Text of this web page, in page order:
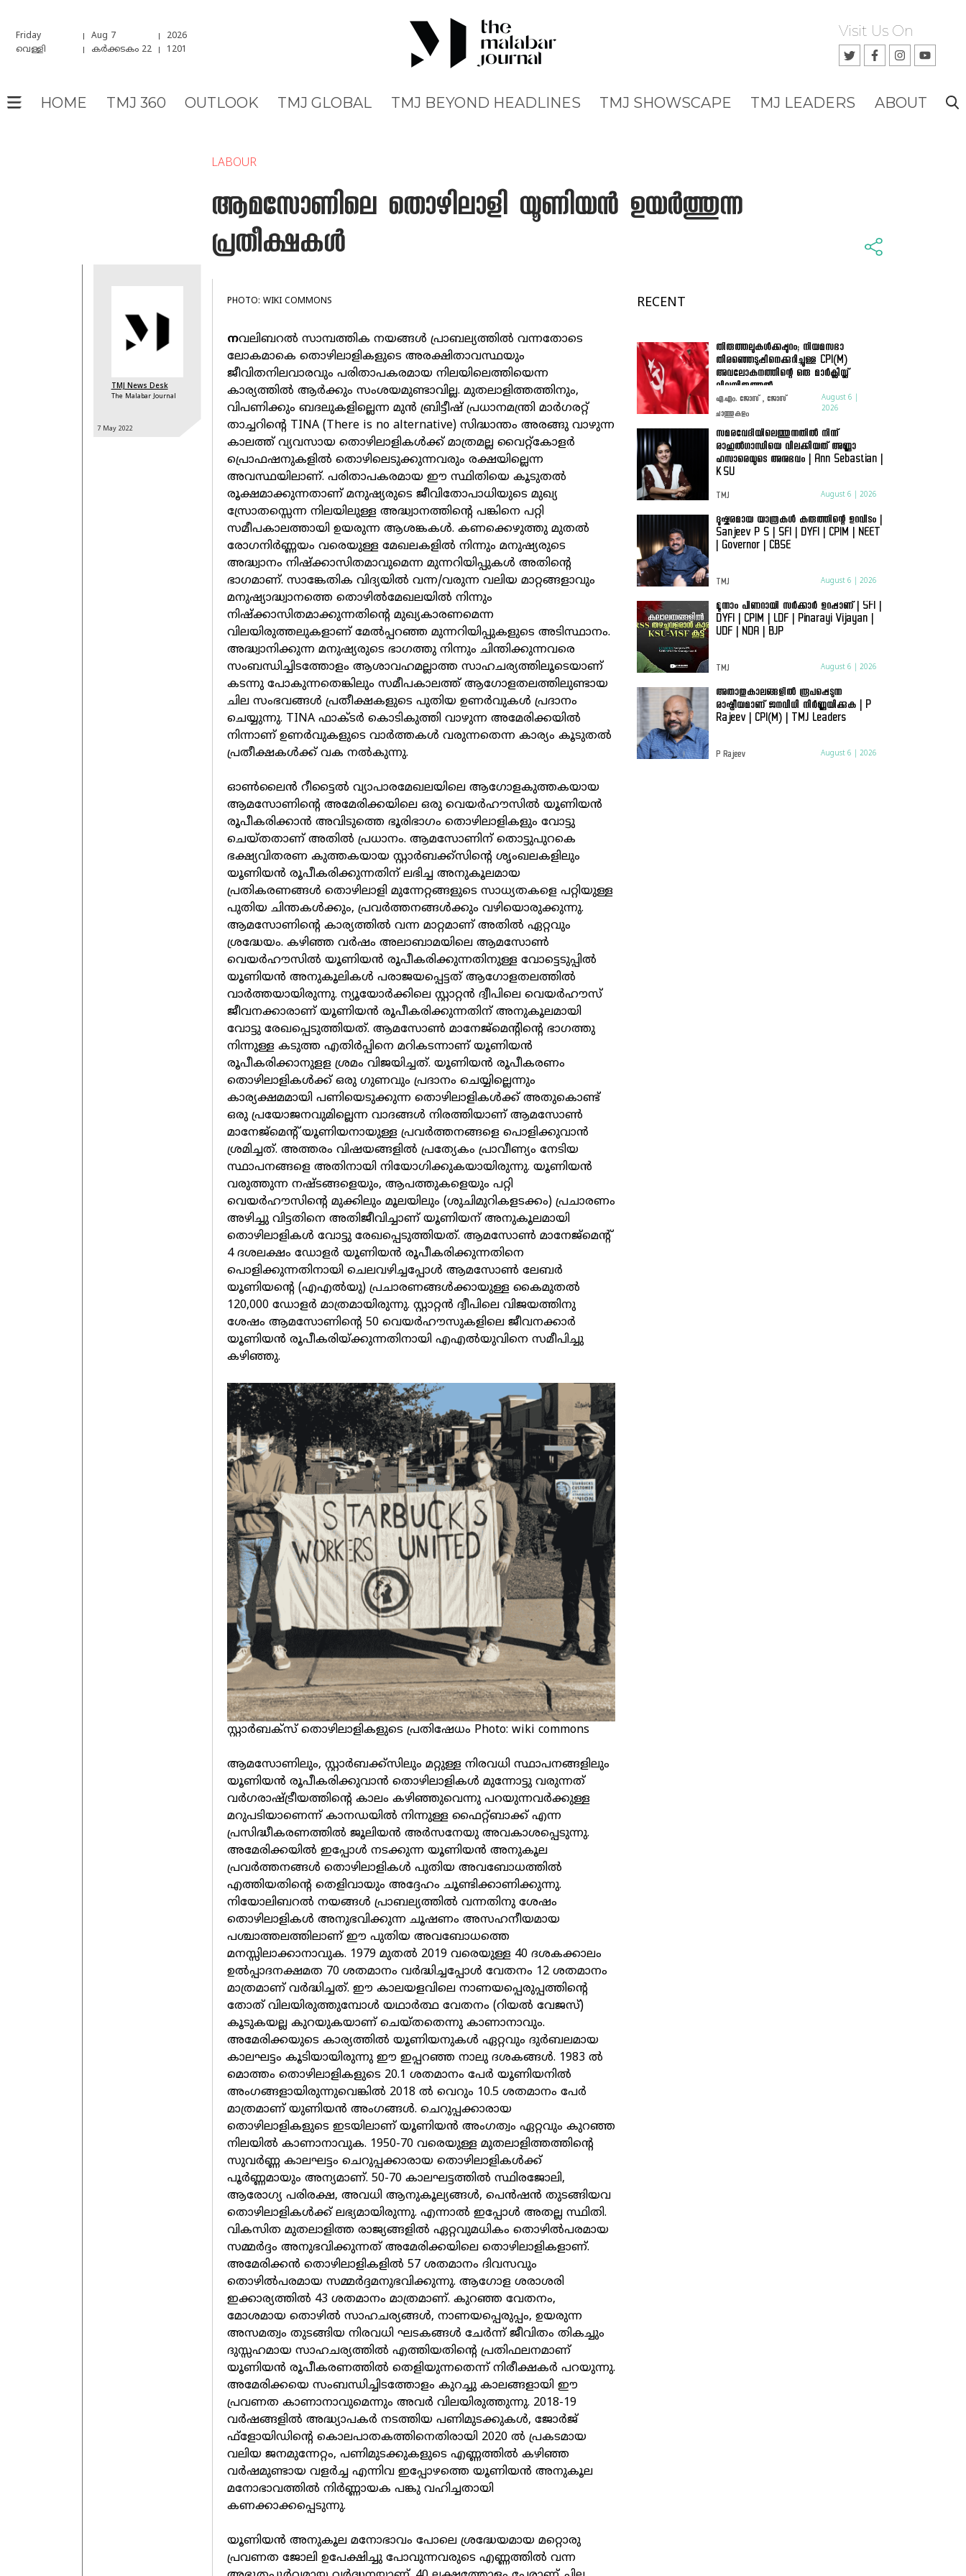
Friday Aug 7
2026
വെള്ളി
കർക്കടകം 22 1201
Visit Us On
HOME TMJ 360 OUTLOOK TMJ GLOBAL TMJ BEYOND HEADLINES TMJ SHOWSCAPE TMJ LEADERS ABOUT
LABOUR
ആമസോണിലെ തൊഴിലാളി യൂണിയൻ ഉയർത്തുന്ന
പ്രതീക്ഷകൾ
TMJ News Desk
The Malabar Journal
7 May2022
PHOTO: WIKI COMMONS
നവലിബറല്‍ സാമ്പത്തിക നയങ്ങള്‍ പ്രാബല്യത്തില്‍ വന്നതോടെ
ലോകമാകെ തൊഴിലാളികളുടെ അരക്ഷിതാവസ്ഥയും
ജീവിതനിലവാരവും പരിതാപകരമായ നിലയിലെത്തിയെന്ന
കാര്യത്തില്‍ ആര്‍ക്കും സംശയമുണ്ടാവില്ല. മുതലാളിത്തത്തിനും,
വിപണിക്കും ബദലുകളില്ലെന്ന മുന്‍ ബ്രിട്ടീഷ് പ്രധാനമന്ത്രി മാര്‍ഗരറ്റ്
താച്ചറിന്റെ TINA (There is no alternative) സിദ്ധാന്തം അരങ്ങു വാഴുന്ന
കാലത്ത് വ്യവസായ തൊഴിലാളികള്‍ക്ക് മാത്രമല്ല വൈറ്റ്‌കോളര്‍
പ്രൊഫഷനുകളില്‍ തൊഴിലെടുക്കുന്നവരും രക്ഷയില്ലെന്ന
അവസ്ഥയിലാണ്. പരിതാപകരമായ ഈ സ്ഥിതിയെ കൂടുതല്‍
രൂക്ഷമാക്കുന്നതാണ് മനുഷ്യരുടെ ജീവിതോപാധിയുടെ മുഖ്യ
സ്രോതസ്സെന്ന നിലയിലുള്ള അദ്ധ്വാനത്തിന്റെ പങ്കിനെ പറ്റി
സമീപകാലത്തായി ഉയരുന്ന ആശങ്കകള്‍. കണക്കെഴുത്തു മുതല്‍
രോഗനിര്‍ണ്ണയം വരെയുള്ള മേഖലകളില്‍ നിന്നും മനുഷ്യരുടെ
അദ്ധ്വാനം നിഷ്‌ക്കാസിതമാവുമെന്ന മുന്നറിയിപ്പുകള്‍ അതിന്റെ
ഭാഗമാണ്. സാങ്കേതിക വിദ്യയില്‍ വന്ന/വരുന്ന വലിയ മാറ്റങ്ങളാവും
മനുഷ്യാദ്ധ്വാനത്തെ തൊഴില്‍മേഖലയില്‍ നിന്നും
നിഷ്‌ക്കാസിതമാക്കുന്നതിന്റെ മുഖ്യകാരണമെന്ന
വിലയിരുത്തലുകളാണ് മേല്‍പ്പറഞ്ഞ മുന്നറിയിപ്പുകളുടെ അടിസ്ഥാനം.
അദ്ധ്വാനിക്കുന്ന മനുഷ്യരുടെ ഭാഗത്തു നിന്നും ചിന്തിക്കുന്നവരെ
സംബന്ധിച്ചിടത്തോളം ആശാവഹമല്ലാത്ത സാഹചര്യത്തിലൂടെയാണ്
കടന്നു പോകുന്നതെങ്കിലും സമീപകാലത്ത് ആഗോളതലത്തിലുണ്ടായ
ചില സംഭവങ്ങള്‍ പ്രതീക്ഷകളുടെ പുതിയ ഉണര്‍വുകള്‍ പ്രദാനം
ചെയ്യുന്നു. TINA ഫാക്ടര്‍ കൊടികുത്തി വാഴുന്ന അമേരിക്കയില്‍
നിന്നാണ് ഉണര്‍വുകളുടെ വാര്‍ത്തകള്‍ വരുന്നതെന്ന കാര്യം കൂടുതല്‍
പ്രതീക്ഷകള്‍ക്ക് വക നല്‍കുന്നു.
ഓണ്‍ലൈന്‍ റീട്ടൈല്‍ വ്യാപാരമേഖലയിലെ ആഗോളകുത്തകയായ
ആമസോണിന്റെ അമേരിക്കയിലെ ഒരു വെയര്‍ഹൗസില്‍ യൂണിയന്‍
രൂപീകരിക്കാന്‍ അവിടുത്തെ ഭൂരിഭാഗം തൊഴിലാളികളും വോട്ടു
ചെയ്തതാണ് അതില്‍ പ്രധാനം. ആമസോണിന് തൊട്ടുപുറകെ
ഭക്ഷ്യവിതരണ കുത്തകയായ സ്റ്റാര്‍ബക്ക്‌സിന്റെ ശൃംഖലകളിലും
യൂണിയന്‍ രൂപീകരിക്കുന്നതിന് ലഭിച്ച അനുകൂലമായ
പ്രതികരണങ്ങള്‍ തൊഴിലാളി മുന്നേറ്റങ്ങളുടെ സാധ്യതകളെ പറ്റിയുള്ള
പുതിയ ചിന്തകള്‍ക്കും, പ്രവര്‍ത്തനങ്ങള്‍ക്കും വഴിയൊരുക്കുന്നു.
ആമസോണിന്റെ കാര്യത്തില്‍ വന്ന മാറ്റമാണ് അതില്‍ ഏറ്റവും
ശ്രദ്ധേയം. കഴിഞ്ഞ വര്‍ഷം അലാബാമയിലെ ആമസോണ്‍
വെയര്‍ഹൗസില്‍ യൂണിയന്‍ രൂപീകരിക്കുന്നതിനുള്ള വോട്ടെടുപ്പില്‍
യൂണിയന്‍ അനുകൂലികള്‍ പരാജയപ്പെട്ടത് ആഗോളതലത്തില്‍
വാര്‍ത്തയായിരുന്നു. ന്യൂയോര്‍ക്കിലെ സ്റ്റാറ്റന്‍ ദ്വീപിലെ വെയര്‍ഹൗസ്
ജീവനക്കാരാണ് യൂണിയന്‍ രൂപീകരിക്കുന്നതിന് അനുകൂലമായി
വോട്ടു രേഖപ്പെടുത്തിയത്. ആമസോണ്‍ മാനേജ്‌മെന്റിന്റെ ഭാഗത്തു
നിന്നുള്ള കടുത്ത എതിര്‍പ്പിനെ മറികടന്നാണ് യൂണിയന്‍
രൂപീകരിക്കാനുളള ശ്രമം വിജയിച്ചത്. യൂണിയന്‍ രൂപീകരണം
തൊഴിലാളികള്‍ക്ക് ഒരു ഗുണവും പ്രദാനം ചെയ്യില്ലെന്നും
കാര്യക്ഷമമായി പണിയെടുക്കുന്ന തൊഴിലാളികള്‍ക്ക് അതുകൊണ്ട്
ഒരു പ്രയോജനവുമില്ലെന്ന വാദങ്ങള്‍ നിരത്തിയാണ് ആമസോണ്‍
മാനേജ്‌മെന്റ് യൂണിയനായുള്ള പ്രവര്‍ത്തനങ്ങളെ പൊളിക്കുവാന്‍
ശ്രമിച്ചത്. അത്തരം വിഷയങ്ങളില്‍ പ്രത്യേകം പ്രാവീണ്യം നേടിയ
സ്ഥാപനങ്ങളെ അതിനായി നിയോഗിക്കുകയായിരുന്നു. യൂണിയന്‍
വരുത്തുന്ന നഷ്ടങ്ങളെയും, ആപത്തുകളെയും പറ്റി
വെയര്‍ഹൗസിന്റെ മുക്കിലും മൂലയിലും (ശുചിമുറികളടക്കം) പ്രചാരണം
അഴിച്ചു വിട്ടതിനെ അതിജീവിച്ചാണ് യൂണിയന് അനുകൂലമായി
തൊഴിലാളികള്‍ വോട്ടു രേഖപ്പെടുത്തിയത്. ആമസോണ്‍ മാനേജ്‌മെന്റ്
4 ദശലക്ഷം ഡോളര്‍ യൂണിയന്‍ രൂപീകരിക്കുന്നതിനെ
പൊളിക്കുന്നതിനായി ചെലവഴിച്ചപ്പോള്‍ ആമസോണ്‍ ലേബര്‍
യൂണിയന്റെ (എഎല്‍യു) പ്രചാരണങ്ങള്‍ക്കായുള്ള കൈമുതല്‍
120,000 ഡോളര്‍ മാത്രമായിരുന്നു. സ്റ്റാറ്റന്‍ ദ്വീപിലെ വിജയത്തിനു
ശേഷം ആമസോണിന്റെ 50 വെയര്‍ഹൗസുകളിലെ ജീവനക്കാര്‍
യൂണിയന്‍ രൂപീകരിയ്ക്കുന്നതിനായി എഎല്‍യുവിനെ സമീപിച്ചു
കഴിഞ്ഞു.
സ്റ്റാർബക്‌സ് തൊഴിലാളികളുടെ പ്രതിഷേധം Photo: wiki commons
ആമസോണിലും, സ്റ്റാര്‍ബക്ക്‌സിലും മറ്റുള്ള നിരവധി സ്ഥാപനങ്ങളിലും
യൂണിയന്‍ രൂപീകരിക്കുവാന്‍ തൊഴിലാളികള്‍ മുന്നോട്ടു വരുന്നത്
വര്‍ഗരാഷ്ട്രീയത്തിന്റെ കാലം കഴിഞ്ഞുവെന്നു പറയുന്നവര്‍ക്കുള്ള
മറുപടിയാണെന്ന് കാനഡയില്‍ നിന്നുള്ള ഫൈറ്റ്ബാക്ക് എന്ന
പ്രസിദ്ധീകരണത്തില്‍ ജൂലിയന്‍ അര്‍സനേയു അവകാശപ്പെടുന്നു.
അമേരിക്കയില്‍ ഇപ്പോള്‍ നടക്കുന്ന യൂണിയന്‍ അനുകൂല
പ്രവര്‍ത്തനങ്ങള്‍ തൊഴിലാളികള്‍ പുതിയ അവബോധത്തില്‍
എത്തിയതിന്റെ തെളിവായും അദ്ദേഹം ചൂണ്ടിക്കാണിക്കുന്നു.
നിയോലിബറല്‍ നയങ്ങള്‍ പ്രാബല്യത്തില്‍ വന്നതിനു ശേഷം
തൊഴിലാളികള്‍ അനുഭവിക്കുന്ന ചൂഷണം അസഹനീയമായ
പശ്ചാത്തലത്തിലാണ് ഈ പുതിയ അവബോധത്തെ
മനസ്സിലാക്കാനാവുക. 1979 മുതല്‍ 2019 വരെയുള്ള 40 ദശകക്കാലം
ഉല്‍പ്പാദനക്ഷമത 70 ശതമാനം വര്‍ദ്ധിച്ചപ്പോള്‍ വേതനം 12 ശതമാനം
മാത്രമാണ് വര്‍ദ്ധിച്ചത്. ഈ കാലയളവിലെ നാണയപ്പെരുപ്പത്തിന്റെ
തോത് വിലയിരുത്തുമ്പോള്‍ യഥാര്‍ത്ഥ വേതനം (റിയല്‍ വേജസ്)
കൂടുകയല്ല കുറയുകയാണ് ചെയ്തതെന്നു കാണാനാവും.
അമേരിക്കയുടെ കാര്യത്തില്‍ യൂണിയനുകള്‍ ഏറ്റവും ദുര്‍ബലമായ
കാലഘട്ടം കൂടിയായിരുന്നു ഈ ഇപ്പറഞ്ഞ നാലു ദശകങ്ങള്‍. 1983 ല്‍
മൊത്തം തൊഴിലാളികളുടെ 20.1 ശതമാനം പേര്‍ യൂണിയനില്‍
അംഗങ്ങളായിരുന്നുവെങ്കില്‍ 2018 ല്‍ വെറും 10.5 ശതമാനം പേര്‍
മാത്രമാണ് യുണിയന്‍ അംഗങ്ങള്‍. ചെറുപ്പക്കാരായ
തൊഴിലാളികളുടെ ഇടയിലാണ് യൂണിയന്‍ അംഗത്വം ഏറ്റവും കുറഞ്ഞ
നിലയില്‍ കാണാനാവുക. 1950-70 വരെയുള്ള മുതലാളിത്തത്തിന്റെ
സുവര്‍ണ്ണ കാലഘട്ടം ചെറുപ്പക്കാരായ തൊഴിലാളികള്‍ക്ക്
പൂര്‍ണ്ണമായും അന്യമാണ്. 50-70 കാലഘട്ടത്തില്‍ സ്ഥിരജോലി,
ആരോഗ്യ പരിരക്ഷ, അവധി ആനുകൂല്യങ്ങള്‍, പെന്‍ഷന്‍ തുടങ്ങിയവ
തൊഴിലാളികള്‍ക്ക് ലഭ്യമായിരുന്നു. എന്നാല്‍ ഇപ്പോള്‍ അതല്ല സ്ഥിതി.
വികസിത മുതലാളിത്ത രാജ്യങ്ങളില്‍ ഏറ്റവുമധികം തൊഴില്‍പരമായ
സമ്മര്‍ദ്ദം അനുഭവിക്കുന്നത് അമേരിക്കയിലെ തൊഴിലാളികളാണ്.
അമേരിക്കന്‍ തൊഴിലാളികളില്‍ 57 ശതമാനം ദിവസവും
തൊഴില്‍പരമായ സമ്മര്‍ദ്ദമനുഭവിക്കുന്നു. ആഗോള ശരാശരി
ഇക്കാര്യത്തില്‍ 43 ശതമാനം മാത്രമാണ്. കുറഞ്ഞ വേതനം,
മോശമായ തൊഴില്‍ സാഹചര്യങ്ങള്‍, നാണയപ്പെരുപ്പം, ഉയരുന്ന
അസമത്വം തുടങ്ങിയ നിരവധി ഘടകങ്ങള്‍ ചേര്‍ന്ന് ജീവിതം തികച്ചും
ദുസ്സഹമായ സാഹചര്യത്തില്‍ എത്തിയതിന്റെ പ്രതിഫലനമാണ്
യൂണിയന്‍ രൂപീകരണത്തില്‍ തെളിയുന്നതെന്ന് നിരീക്ഷകര്‍ പറയുന്നു.
അമേരിക്കയെ സംബന്ധിച്ചിടത്തോളം കുറച്ചു കാലങ്ങളായി ഈ
പ്രവണത കാണാനാവുമെന്നും അവര്‍ വിലയിരുത്തുന്നു. 2018-19
വര്‍ഷങ്ങളില്‍ അദ്ധ്യാപകര്‍ നടത്തിയ പണിമുടക്കുകള്‍, ജോര്‍ജ്
ഫ്‌ളോയിഡിന്റെ കൊലപാതകത്തിനെതിരായി 2020 ല്‍ പ്രകടമായ
വലിയ ജനമുന്നേറ്റം, പണിമുടക്കുകളുടെ എണ്ണത്തില്‍ കഴിഞ്ഞ
വര്‍ഷമുണ്ടായ വളര്‍ച്ച എന്നിവ ഇപ്പോഴത്തെ യൂണിയന്‍ അനുകൂല
മനോഭാവത്തില്‍ നിര്‍ണ്ണായക പങ്കു വഹിച്ചതായി
കണക്കാക്കപ്പെടുന്നു.
യൂണിയന്‍ അനുകൂല മനോഭാവം പോലെ ശ്രദ്ധേയമായ മറ്റൊരു
പ്രവണത ജോലി ഉപേക്ഷിച്ചു പോവുന്നവരുടെ എണ്ണത്തില്‍ വന്ന
RECENT
തിരുത്തലുകൾക്കപ്പുറം; നിയമസഭാ
തിരഞ്ഞെടുപ്പിനെക്കുറിച്ചുള്ള CPI(M)
അവലോകനത്തിന്റെ ഒരു മാർക്സിസ്റ്റ്
വിലയിരുത്തൽ
എ.എം. ജോസ് , ജോസ്
ചാത്തുകുളം
August 6 |
2026
സമരവേദിയിലെത്തുന്നതിൽ നിന്ന്
രാഹുൽഗാന്ധിയെ വിലക്കിയത് അണ്ണാ
ഹസാരെയുടെ അനുഭവം | Ann Sebastian |
KSU
TMJ August 6 | 2026
ദുഷ്കരമായ യാത്രകൾ കരുത്തിന്റെ ഉറവിടം |
Sanjeev P S | SFI | DYFI | CPIM | NEET
| Governor | CBSE
TMJ August 6 | 2026
മൂന്നാം പിണറായി സർക്കാർ ഉറപ്പാണ് | SFI |
DYFI | CPIM | LDF | Pinarayi Vijayan |
UDF | NDA | BJP
TMJ August 6 | 2026
അതാതുകാലങ്ങളിൽ രൂപപ്പെടുന്ന
രാഷ്ട്രീയമാണ് ജനവിധി നിർണ്ണയിക്കുക | P
Rajeev | CPI(M) | TMJ Leaders
P Rajeev August 6 | 2026